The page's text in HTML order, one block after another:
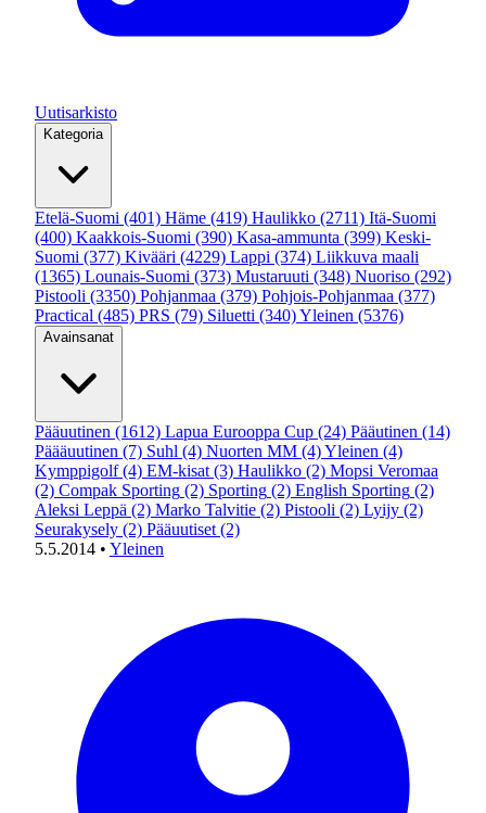
Uutisarkisto
Kategoria
Etelä-Suomi (401) Häme (419) Haulikko (2711) Itä-Suomi
(400) Kaakkois-Suomi (390) Kasa-ammunta (399) Keski-
Suomi (377) Kivääri (4229) Lappi (374) Liikkuva maali
(1365) Lounais-Suomi (373) Mustaruuti (348) Nuoriso (292)
Pistooli (3350) Pohjanmaa (379) Pohjois-Pohjanmaa (377)
Practical (485) PRS (79) Siluetti (340)Yleinen (5376)
Avainsanat
Pääuutinen (1612) Lapua Eurooppa Cup (24) Pääutinen (14)
Päääuutinen (7) Suhl (4) Nuorten MM (4)Yleinen (4)
Kymppigolf (4) EM-kisat (3) Haulikko (2) Mopsi Veromaa
(2) Compak Sporting (2) Sporting (2) English Sporting (2)
Aleksi Leppä (2) Marko Talvitie (2) Pistooli (2) Lyijy (2)
Seurakysely (2) Pääuutiset (2)
5.5.2014 • Yleinen